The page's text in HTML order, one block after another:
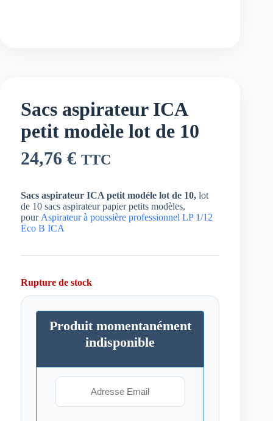
Sacs aspirateur ICA
petit modèle lot de 10
24,76 € TTC
Sacs aspirateur ICA petit modéle lot de 10, lot
de 10 sacs aspirateur papier petits modèles,
pour Aspirateur à poussière professionnel LP 1/12
Eco B ICA
Rupture de stock
Produit momentanément
indisponible